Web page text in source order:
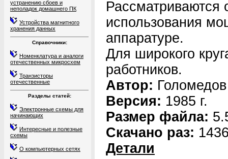
устранению сбоев и
неполадок домашнего ПК
Устройства магнитного
хранения данных
Справочники:
Номенклатура и аналоги
отечественных микросхем
Транзисторы
отечественные
Разделы статей:
Электронные схемы для
начинающих
Интересные и полезные
схемы
О компьютерных сетях
Рассматриваются
использования
аппаратуре.
Для широкого
работников.
Автор:
Версия: 1985 г.
Размер файла:
Скачано раз:
Детали